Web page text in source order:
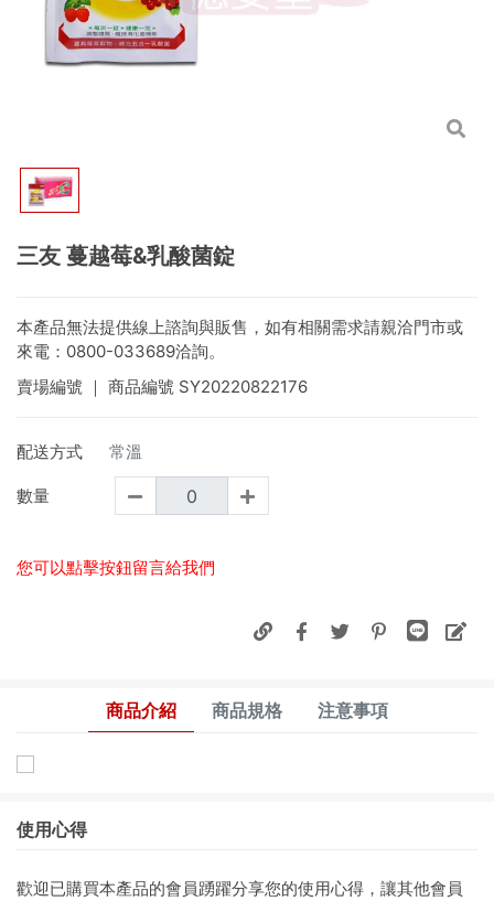
三友 蔓越莓&乳酸菌錠
本產品無法提供線上諮詢與販售，如有相關需求請親洽門市或
來電：0800-033689洽詢。
賣場編號 ｜ 商品編號 SY20220822176
配送方式 常溫
數量
您可以點擊按鈕留言給我們
商品介紹 商品規格 注意事項
使用心得
歡迎已購買本產品的會員踴躍分享您的使用心得，讓其他會員